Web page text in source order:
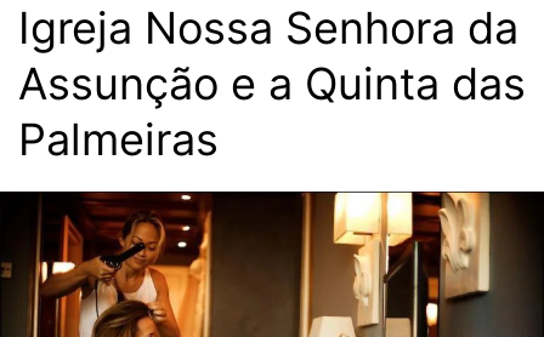
Igreja Nossa Senhora da
Assunção e a Quinta das
Palmeiras